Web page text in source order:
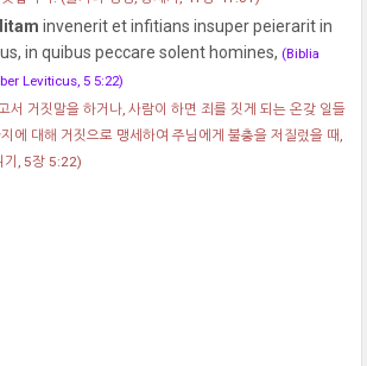
invenerit et infitians insuper peierarit in
in quibus peccare solent homines, (Biblia
Leviticus, 5 5:22)
서 거짓말을 하거나, 사람이 하면 죄를 짓게 되는 온갖 일들
에 대해 거짓으로 맹세하여 주님에게 불충을 저질렀을 때,
기, 5장 5:22)